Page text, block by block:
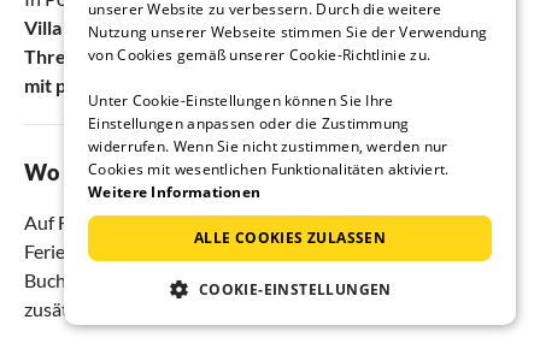
Villa in Posedarje mit privatem Pool,Apartments Mistral -
Three Bedroom Apartment ...undWohnung in Slivnica
mit privatem Pool
Wo bucht man am besten Urlaub in Posedarje?
Auf Ferienhausmiete.de finden Sie die besten
Ferienwohnungen & Ferienhäuser zum günstigsten Preis.
Buchen Sie direkt beim Vermieter und sparen Sie sich
zusätzliche Gebühren.
unserer Website zu verbessern. Durch die weitere
Nutzung unserer Webseite stimmen Sie der Verwendung
von Cookies gemäß unserer Cookie-Richtlinie zu.
Unter Cookie-Einstellungen können Sie Ihre
Einstellungen anpassen oder die Zustimmung
widerrufen. Wenn Sie nicht zustimmen, werden nur
Cookies mit wesentlichen Funktionalitäten aktiviert.
Weitere Informationen
ALLE COOKIES ZULASSEN
COOKIE-EINSTELLUNGEN